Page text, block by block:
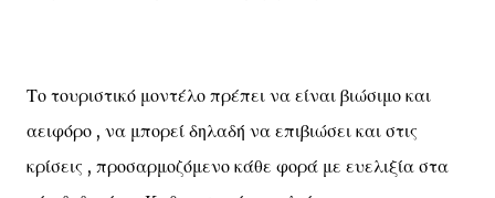
Το τουριστικό μοντέλο πρέπει να είναι βιώσιμο και
αειφόρο , να μπορεί δηλαδή να επιβιώσει και στις
κρίσεις , προσαρμοζόμενο κάθε φορά με ευελιξία στα